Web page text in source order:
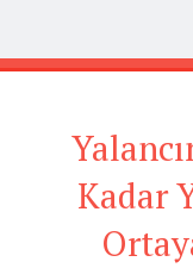
Kadar